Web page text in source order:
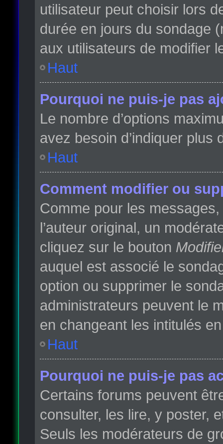
utilisateur peut choisir lors
durée en jours du sondage
aux utilisateurs de modifier
Haut
Pourquoi ne puis-je pas
Le nombre d’options
avez besoin d’indiquer plus
Haut
Comment modifier ou
Comme pour les
l’auteur original, un
cliquez sur le bouton
auquel est associé le
option ou supprimer le
administrateurs peuvent le
en changeant les intitulés
Haut
Pourquoi ne puis-je pas
Certains forums peuvent
consulter, les lire, y poster,
Seuls les modérateurs de